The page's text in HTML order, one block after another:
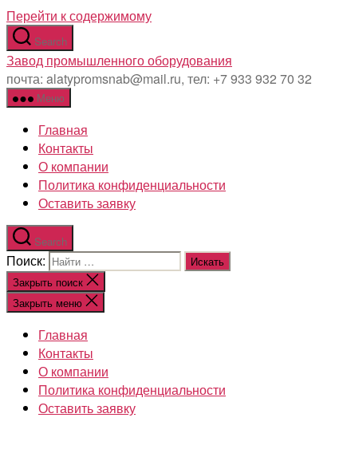
Перейти к содержимому
Search
Завод промышленного оборудования
почта: alatypromsnab@mail.ru, тел: +7 933 932 70 32
Меню
Главная
Контакты
О компании
Политика конфиденциальности
Оставить заявку
Search
Поиск:
Закрыть поиск
Закрыть меню
Главная
Контакты
О компании
Политика конфиденциальности
Оставить заявку